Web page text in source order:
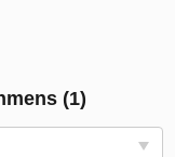
(1)